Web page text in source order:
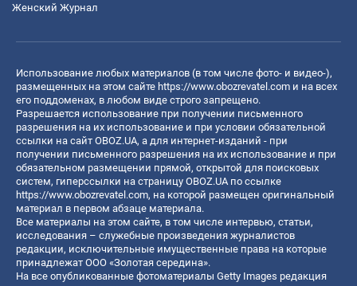
Женский Журнал
Использование любых материалов (в том числе фото- и видео-),
размещенных на этом сайте https://www.obozrevatel.com и на всех
его поддоменах, в любом виде строго запрещено.
Разрешается использование при получении письменного
разрешения на их использование и при условии обязательной
ссылки на сайт OBOZ.UA, а для интернет-изданий - при
получении письменного разрешения на их использование и при
обязательном размещении прямой, открытой для поисковых
систем, гиперссылки на страницу OBOZ.UA по ссылке
https://www.obozrevatel.com, на которой размещен оригинальный
материал в первом абзаце материала.
Все материалы на этом сайте, в том числе интервью, статьи,
исследования – служебные произведения журналистов
редакции, исключительные имущественные права на которые
принадлежат ООО «Золотая середина».
На все опубликованные фотоматериалы Getty Images редакция